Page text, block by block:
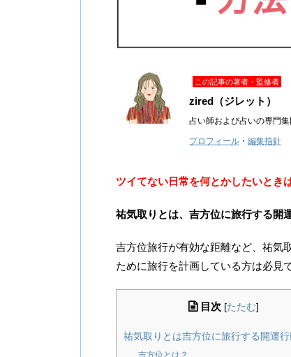
この記事の著者・監修者
zired（ジレット）
占い師および占いの専門
プロフィール ・ 編集指針
ツイてない日常を何とかしたいとき
祐気取りとは、吉方位に旅行する開
吉方位旅行が有効な距離など、祐気
ために旅行を計画している方は必見で
目次 [たたむ]
祐気取りとは吉方位に旅行する開運行
吉方位とは？